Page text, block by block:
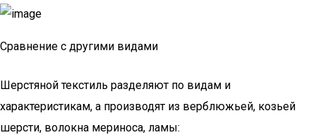
Сравнение с другими видами
Шерстяной текстиль разделяют по видам и
характеристикам, а производят из верблюжьей, козьей
шерсти, волокна мериноса, ламы: